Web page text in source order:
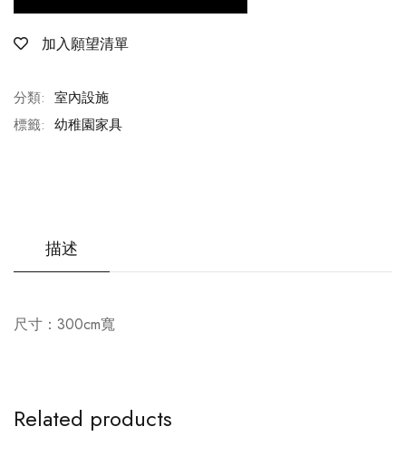
加入願望清單
分類: 室內設施
標籤: 幼稚園家具
描述
尺寸：300cm寬
Related products